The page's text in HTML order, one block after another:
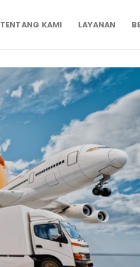
TENTANG KAMI LAYANAN